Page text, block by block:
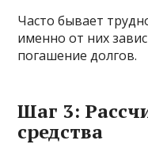
Часто бывает
именно от них
погашение долгов.
Шаг 3:
средства